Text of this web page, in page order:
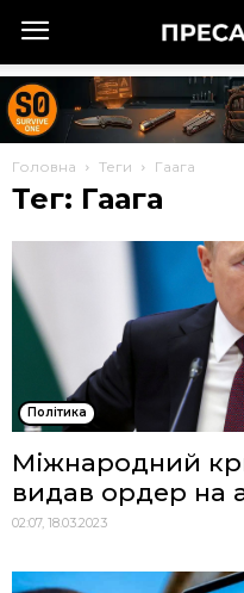
Головна Теги Гаага
Тег: Гаага
Політика
Міжнародний
видав ордер на
02:07, 18.03.2023